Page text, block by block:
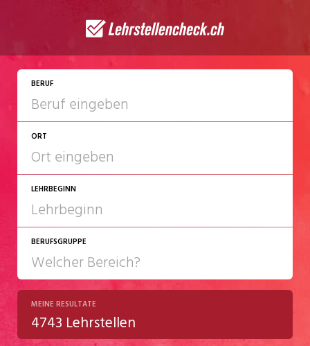
BERUF
ORT
LEHRBEGINN
2027
2028
BERUFSGRUPPE
Chemie/Pharma
Gastgewerbe
MEINE RESULTATE
4743 Lehrstellen